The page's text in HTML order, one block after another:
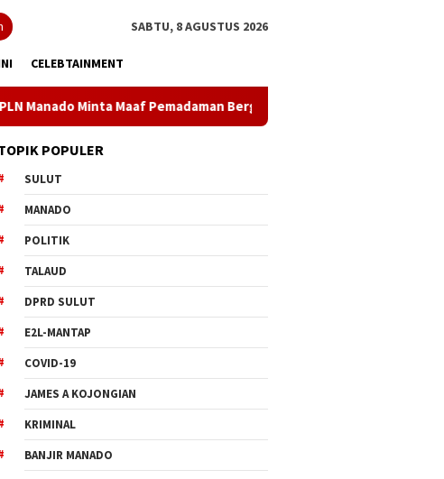
SABTU, 8 AGUSTUS 2026
CELEBTAINMENT
Pemadaman Bergilir di Pulau Bunaken, Minggu Dua PLTD Pulih
POPULER
SULUT
MANADO
POLITIK
TALAUD
DPRD SULUT
E2L-MANTAP
COVID-19
JAMES A KOJONGIAN
KRIMINAL
BANJIR MANADO